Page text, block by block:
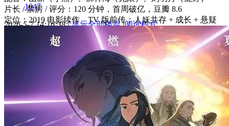
1047
2026-5-7 14:16:38 / 显示全部楼层 /阅读模式
片长 / 票房 / 评分：120 分钟，首周破亿，豆瓣 8.6
定位：2019 电影续作、TV 版前传；人妖共存 + 成长 + 悬疑